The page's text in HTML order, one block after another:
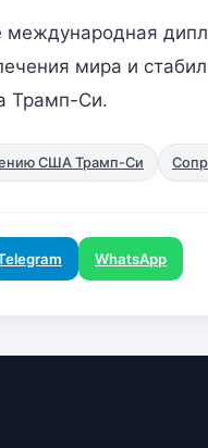
международная
мира и
Трамп-Си.
США Трамп-Си
WhatsApp